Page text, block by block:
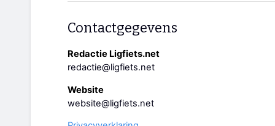
Contactgegevens
Redactie Ligfiets.net
redactie@ligfiets.net
Website
website@ligfiets.net